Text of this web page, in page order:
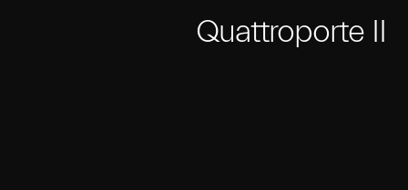
Quattroporte II